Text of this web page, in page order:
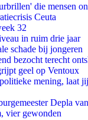
die mensen
Ceuta
32
in ruim drie jaar
schade bij jongeren
bezocht terecht
geel op Ventoux
mening, laat
Depla
vier gewonden